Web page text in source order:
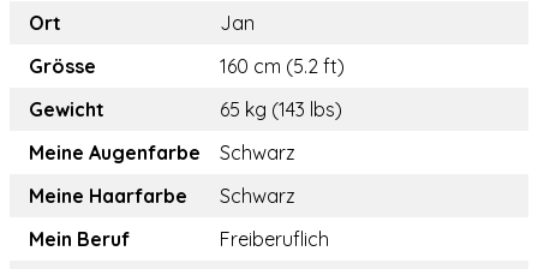
Ort
Jan
Grösse
160 cm (5.2 ft)
Gewicht
65 kg (143 lbs)
Meine Augenfarbe
Schwarz
Meine Haarfarbe
Schwarz
Mein Beruf
Freiberuflich